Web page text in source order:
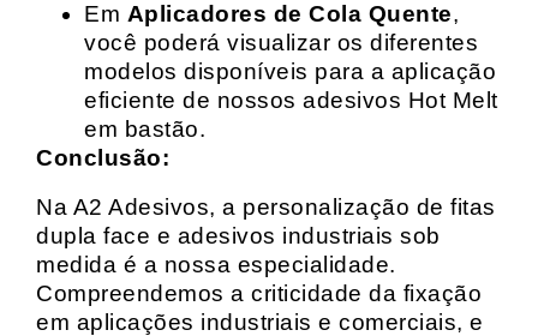
Em Aplicadores de Cola Quente,
você poderá visualizar os diferentes
modelos disponíveis para a aplicação
eficiente de nossos adesivos Hot Melt
em bastão.
Conclusão:
Na A2 Adesivos, a personalização de fitas
dupla face e adesivos industriais sob
medida é a nossa especialidade.
Compreendemos a criticidade da fixação
em aplicações industriais e comerciais, e